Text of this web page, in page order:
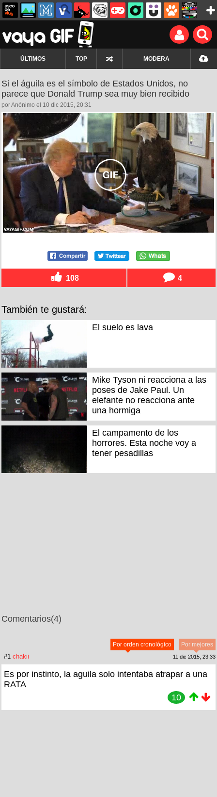
ÚLTIMOS TOP MODERA
Si el águila es el símbolo de Estados Unidos, no
parece que Donald Trump sea muy bien recibido
por Anónimo el 10 dic 2015, 20:31
108 4
También te gustará:
El suelo es lava
Mike Tyson ni reacciona a las
poses de Jake Paul. Un
elefante no reacciona ante
una hormiga
El campamento de los
horrores. Esta noche voy a
tener pesadillas
Comentarios(4)
Por mejores
Por orden cronológico
#1 chakii 11 dic 2015, 23:33
Es por instinto, la aguila solo intentaba atrapar a una
RATA
10